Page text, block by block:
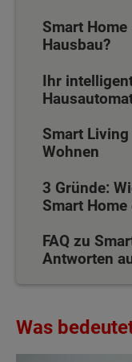
Smart
Hausbau?
Ihr
Smart
Wohnen
3 Gründe:
Smart
FAQ zu
Antworten
Was